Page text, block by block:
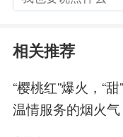
相关推荐
“樱桃红”爆火，“
温情服务的烟火气